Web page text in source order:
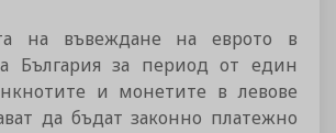
на въвеждане на еврото в
България за период от един
и монетите в левове
да бъдат законно платежно